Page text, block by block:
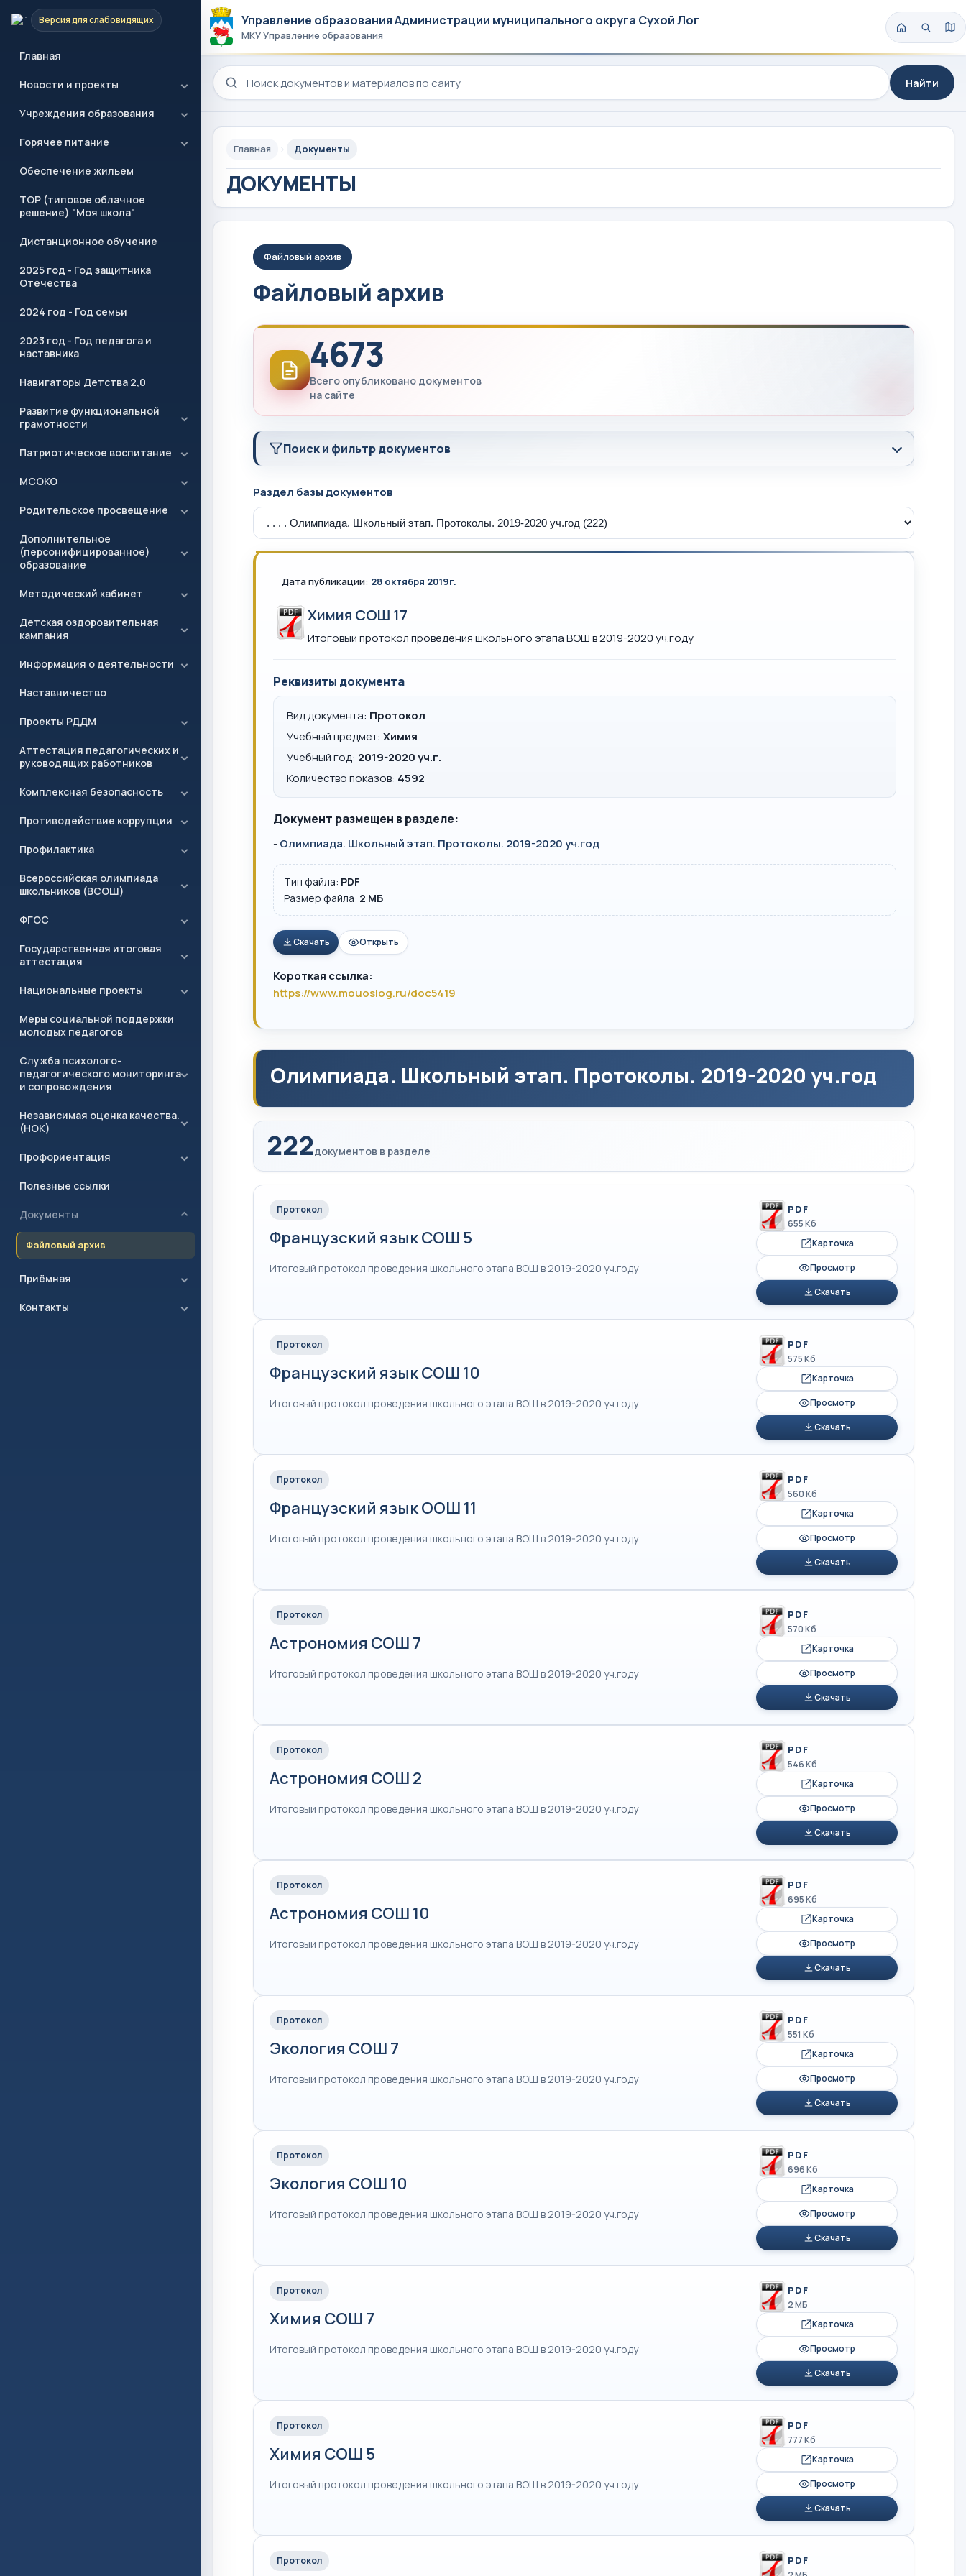
Версия для слабовидящих
Главная
Новости и проекты
Учреждения образования
Горячее питание
Обеспечение жильем
ТОР (типовое облачное
решение) "Моя школа"
Дистанционное обучение
2025 год - Год защитника
Отечества
2024 год - Год семьи
2023 год - Год педагога и
наставника
Навигаторы Детства 2,0
Развитие функциональной
грамотности
Патриотическое воспитание
МСОКО
Родительское просвещение
Дополнительное
(персонифицированное)
образование
Методический кабинет
Детская оздоровительная
кампания
Информация о деятельности
Наставничество
Проекты РДДМ
Аттестация педагогических и
руководящих работников
Комплексная безопасность
Противодействие коррупции
Профилактика
Всероссийская олимпиада
школьников (ВСОШ)
ФГОС
Государственная итоговая
аттестация
Национальные проекты
Меры социальной поддержки
молодых педагогов
Служба психолого-
педагогического мониторинга
и сопровождения
Независимая оценка качества.
(НОК)
Профориентация
Полезные ссылки
Документы
Файловый архив
Приёмная
Контакты
Управление образования Администрации муниципального округа Сухой Лог
МКУ Управление образования
Поиск по сайту
Найти
Главная Документы
ДОКУМЕНТЫ
Файловый архив
Файловый архив
4673
Всего опубликовано документов
на сайте
Поиск и фильтр документов
Раздел базы документов
Дата публикации: 28 октября 2019г.
Химия СОШ 17
Итоговый протокол проведения школьного этапа ВОШ в 2019-2020 уч.году
Реквизиты документа
Вид документа: Протокол
Учебный предмет: Химия
Учебный год: 2019-2020 уч.г.
Количество показов: 4592
Документ размещен в разделе:
-Олимпиада. Школьный этап. Протоколы. 2019-2020 уч.год
Тип файла: PDF
Размер файла: 2 MБ
Скачать Открыть
Короткая ссылка:
https://www.mouoslog.ru/doc5419
Олимпиада. Школьный этап. Протоколы. 2019-2020 уч.год
222документов в разделе
Протокол
Французский язык СОШ 5
Итоговый протокол проведения школьного этапа ВОШ в 2019-2020 уч.году
PDF
655 Кб
Карточка
Просмотр
Скачать
Протокол
Французский язык СОШ 10
Итоговый протокол проведения школьного этапа ВОШ в 2019-2020 уч.году
PDF
575 Кб
Карточка
Просмотр
Скачать
Протокол
Французский язык ООШ 11
Итоговый протокол проведения школьного этапа ВОШ в 2019-2020 уч.году
PDF
560 Кб
Карточка
Просмотр
Скачать
Протокол
Астрономия СОШ 7
Итоговый протокол проведения школьного этапа ВОШ в 2019-2020 уч.году
PDF
570 Кб
Карточка
Просмотр
Скачать
Протокол
Астрономия СОШ 2
Итоговый протокол проведения школьного этапа ВОШ в 2019-2020 уч.году
PDF
546 Кб
Карточка
Просмотр
Скачать
Протокол
Астрономия СОШ 10
Итоговый протокол проведения школьного этапа ВОШ в 2019-2020 уч.году
PDF
695 Кб
Карточка
Просмотр
Скачать
Протокол
Экология СОШ 7
Итоговый протокол проведения школьного этапа ВОШ в 2019-2020 уч.году
PDF
551 Кб
Карточка
Просмотр
Скачать
Протокол
Экология СОШ 10
Итоговый протокол проведения школьного этапа ВОШ в 2019-2020 уч.году
PDF
696 Кб
Карточка
Просмотр
Скачать
Протокол
Химия СОШ 7
Итоговый протокол проведения школьного этапа ВОШ в 2019-2020 уч.году
PDF
2 МБ
Карточка
Просмотр
Скачать
Протокол
Химия СОШ 5
Итоговый протокол проведения школьного этапа ВОШ в 2019-2020 уч.году
PDF
777 Кб
Карточка
Просмотр
Скачать
Протокол PDF